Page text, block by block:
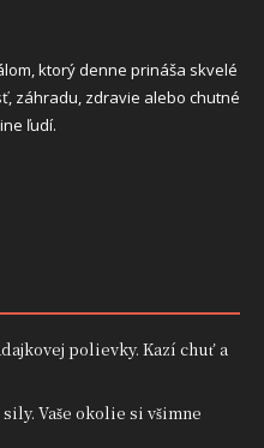
ktorý denne prináša skvelé
záhradu, zdravie alebo chutné
ľudí.
polievky. Kazí chuť a
Vaše okolie si všimne